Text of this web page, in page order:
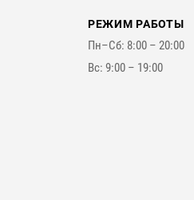
РЕЖИМ РАБОТЫ
Пн–Сб: 8:00 – 20:00
Вс: 9:00 – 19:00